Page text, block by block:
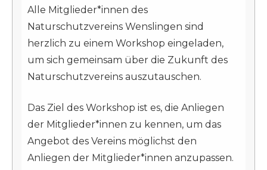
Alle Mitglieder*innen des
Naturschutzvereins Wenslingen sind
herzlich zu einem Workshop eingeladen,
um sich gemeinsam über die Zukunft des
Naturschutzvereins auszutauschen.
Das Ziel des Workshop ist es, die Anliegen
der Mitglieder*innen zu kennen, um das
Angebot des Vereins möglichst den
Anliegen der Mitglieder*innen anzupassen.
Hochstamm-Most
Hochstamm Erhaltung
Fotowettbewerb 2019 - 2020